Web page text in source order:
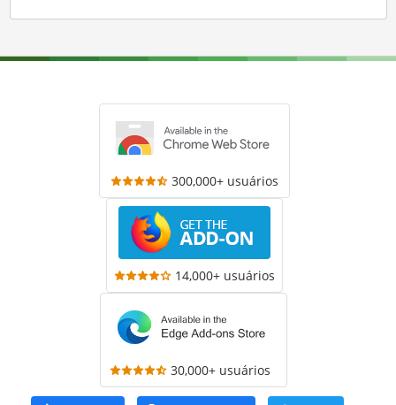
300,000+ usuários
14,000+ usuários
30,000+ usuários